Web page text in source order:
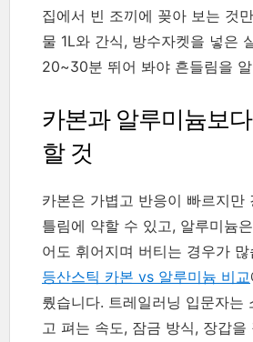
집에서 빈 조끼에 꽂아 보는 것
물 1L와 간식, 방수자켓을 넣은
20~30분 뛰어 봐야 흔들림을
카본과 알루미늄보
할 것
카본은 가볍고 반응이 빠르지만
틀림에 약할 수 있고, 알루미늄
어도 휘어지며 버티는 경우가
등산스틱 카본 vs 알루미늄 비교
뤘습니다. 트레일러닝 입문자는
고 펴는 속도, 잠금 방식, 장갑을